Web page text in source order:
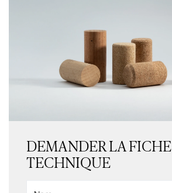
DEMANDER LA FICHE
TECHNIQUE